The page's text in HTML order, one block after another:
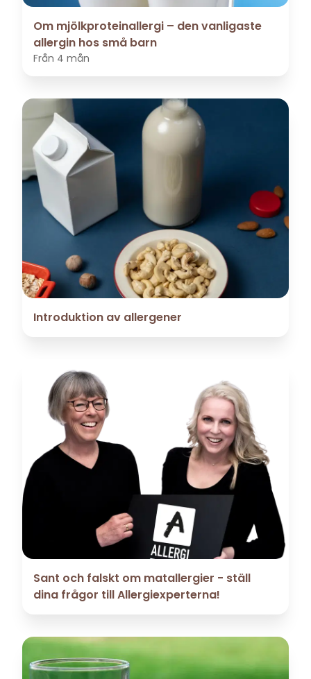
Om mjölkproteinallergi – den vanligaste
allergin hos små barn
Från 4 mån
Introduktion av allergener
Sant och falskt om matallergier - ställ
dina frågor till Allergiexperterna!